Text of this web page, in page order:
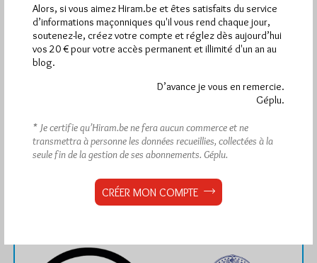
Hier vendredi 7 août 2026, Hiram.be a reçu1 864
visiteset3 133 pagesont été lues (Source :
Pirsch.io)
Quels sont les articles les plus lus du blog ?
Abonnement aux Newsletters - RSS
Alors, si vous aimez Hiram.be et êtes satisfaits du service
d’informations maçonniques qu'il vous rend chaque jour,
soutenez-le, créez votre compte et réglez dès aujourd’hui
vos 20 € pour votre accès permanent et illimité d'un an au
blog.
D’avance je vous en remercie.
Géplu.
* Je certifie qu’Hiram.be ne fera aucun commerce et ne
transmettra à personne les données recueillies, collectées à la
seule fin de la gestion de ses abonnements. Géplu.
CRÉER MON COMPTE